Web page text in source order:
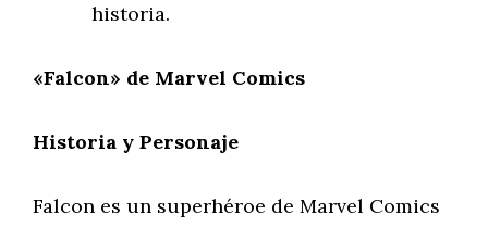
historia.
«Falcon» de Marvel Comics
Historia y Personaje
Falcon es un superhéroe de Marvel Comics